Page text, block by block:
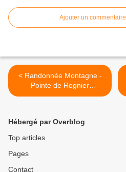
Ajouter un commentaire
< Randonnée Montagne -
Pointe de Rognier
(Belledonne)
Hébergé par Overblog
Top articles
Pages
Contact